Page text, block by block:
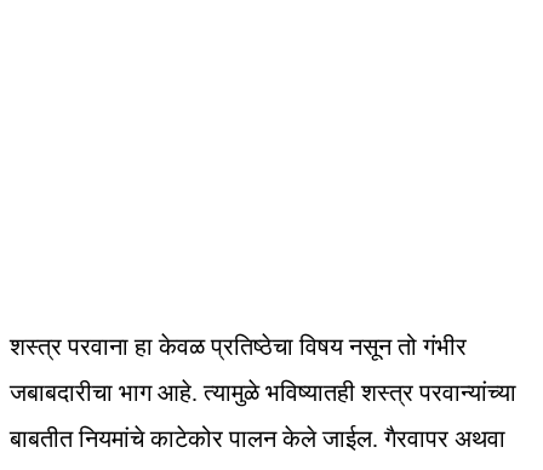
शस्त्र परवाना हा केवळ प्रतिष्ठेचा विषय नसून तो गंभीर
जबाबदारीचा भाग आहे. त्यामुळे भविष्यातही शस्त्र परवान्यांच्या
बाबतीत नियमांचे काटेकोर पालन केले जाईल. गैरवापर अथवा